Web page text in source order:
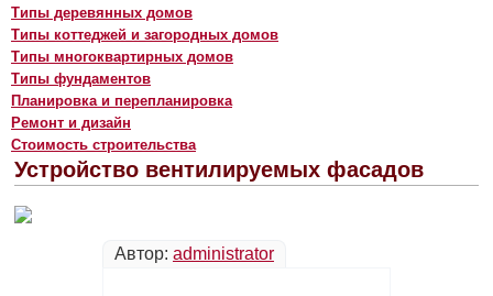
Типы деревянных домов
Типы коттеджей и загородных домов
Типы многоквартирных домов
Типы фундаментов
Планировка и перепланировка
Ремонт и дизайн
Стоимость строительства
Устройство вентилируемых фасадов
Автор: administrator